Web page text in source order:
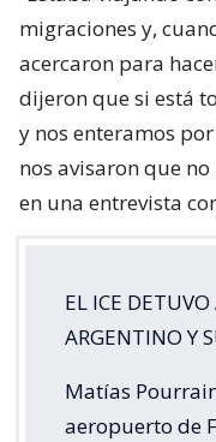
migraciones y,
acercaron para
dijeron que si está
y nos enteramos
nos avisaron que
en una entrevista
EL ICE
ARGENTINO Y
Matías
aeropuerto de